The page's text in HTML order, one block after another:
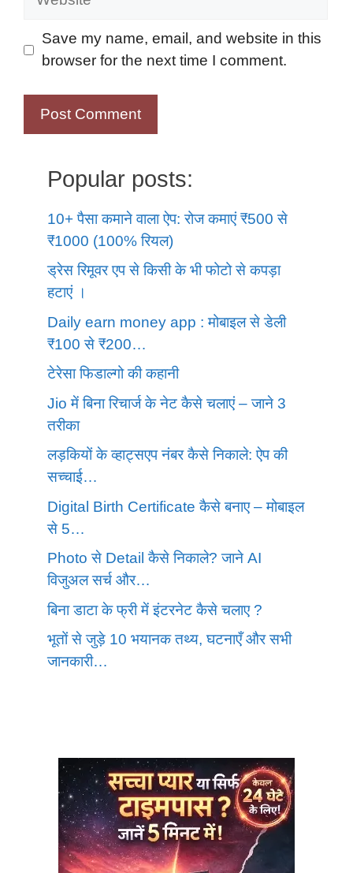
Save my name, email, and website in this
browser for the next time I comment.
Popular posts:
10+ पैसा कमाने वाला ऐप: रोज कमाएं ₹500 से
₹1000 (100% रियल)
ड्रेस रिमूवर एप से किसी के भी फोटो से कपड़ा
हटाएं ।
Daily earn money app : मोबाइल से डेली
₹100 से ₹200…
टेरेसा फिडाल्गो की कहानी
Jio में बिना रिचार्ज के नेट कैसे चलाएं – जाने 3
तरीका
लड़कियों के व्हाट्सएप नंबर कैसे निकाले: ऐप की
सच्चाई…
Digital Birth Certificate कैसे बनाए – मोबाइल
से 5…
Photo से Detail कैसे निकाले? जाने AI
विजुअल सर्च और…
बिना डाटा के फ्री में इंटरनेट कैसे चलाए ?
भूतों से जुड़े 10 भयानक तथ्य, घटनाएँ और सभी
जानकारी…